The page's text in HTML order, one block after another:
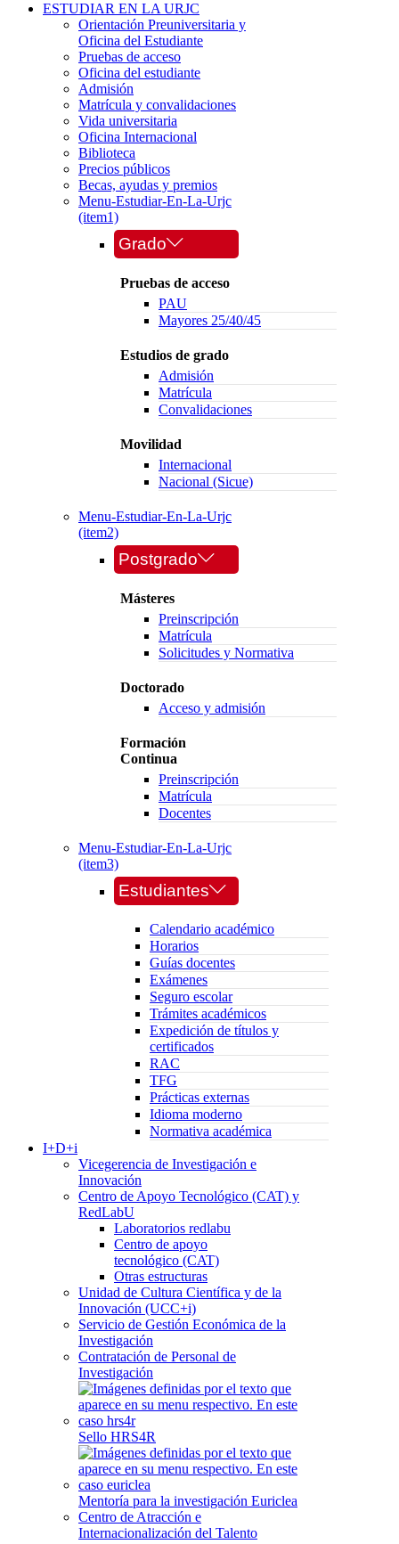
ESTUDIAR EN LA URJC
Orientación Preuniversitaria y
Oficina del Estudiante
Pruebas de acceso
Oficina del estudiante
Admisión
Matrícula y convalidaciones
Vida universitaria
Oficina Internacional
Biblioteca
Precios públicos
Becas, ayudas y premios
Menu-Estudiar-En-La-Urjc
(item1)
Grado
Pruebas de acceso
PAU
Mayores 25/40/45
Estudios de grado
Admisión
Matrícula
Convalidaciones
Movilidad
Internacional
Nacional (Sicue)
Menu-Estudiar-En-La-Urjc
(item2)
Postgrado
Másteres
Preinscripción
Matrícula
Solicitudes y Normativa
Doctorado
Acceso y admisión
Formación
Continua
Preinscripción
Matrícula
Docentes
Menu-Estudiar-En-La-Urjc
(item3)
Estudiantes
Calendario académico
Horarios
Guías docentes
Exámenes
Seguro escolar
Trámites académicos
Expedición de títulos y
certificados
RAC
TFG
Prácticas externas
Idioma moderno
Normativa académica
I+D+i
Vicegerencia de Investigación e
Innovación
Centro de Apoyo Tecnológico (CAT) y
RedLabU
Laboratorios redlabu
Centro de apoyo
tecnológico (CAT)
Otras estructuras
Unidad de Cultura Científica y de la
Innovación (UCC+i)
Servicio de Gestión Económica de la
Investigación
Contratación de Personal de
Investigación
Sello HRS4R
Mentoría para la investigación Euriclea
Centro de Atracción e
Internacionalización del Talento